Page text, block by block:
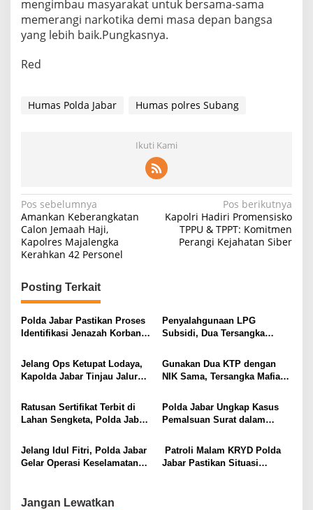
mengimbau masyarakat untuk bersama-sama
memerangi narkotika demi masa depan bangsa
yang lebih baik.Pungkasnya.
Red
Humas Polda Jabar Humas polres Subang
Ikuti Kami
Navigasi
pos
Pos sebelumnya
Amankan Keberangkatan
Calon Jemaah Haji,
Kapolres Majalengka
Kerahkan 42 Personel
Pos berikutnya
Kapolri Hadiri Promensisko
TPPU & TPPT: Komitmen
Perangi Kejahatan Siber
Posting Terkait
Polda Jabar Pastikan Proses
Identifikasi Jenazah Korban
Berjalan Hingga Selesai
Penyalahgunaan LPG
Subsidi, Dua Tersangka
Jelang Ops Ketupat Lodaya,
Kapolda Jabar Tinjau Jalur
Jabar
Gunakan Dua KTP dengan
NIK Sama, Tersangka Mafia
BPN Cianjur
Ratusan Sertifikat Terbit di
Lahan Sengketa, Polda Jabar
Mafia Tanah
Polda Jabar Ungkap Kasus
Pemalsuan Surat dalam
Teh di Cianjur
Jelang Idul Fitri, Polda Jabar
Gelar Operasi Keselamatan
Patroli Malam KRYD Polda
Jabar Pastikan Situasi
Jangan Lewatkan